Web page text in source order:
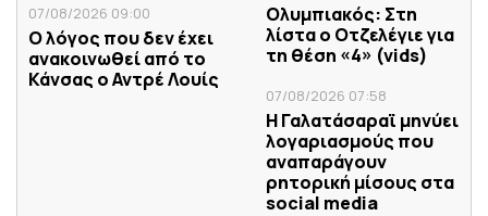
07/08/2026 09:00
Ο λόγος που δεν έχει
ανακοινωθεί από το
Κάνσας ο Αντρέ Λουίς
Ολυμπιακός: Στη
λίστα ο Οτζελέγιε για
τη θέση «4» (vids)
07/08/2026 07:58
Η Γαλατάσαραϊ μηνύει
λογαριασμούς που
αναπαράγουν
ρητορική μίσους στα
social media